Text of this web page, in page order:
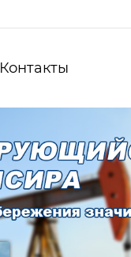
Контакты